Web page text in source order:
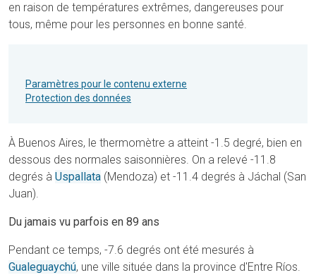
en raison de températures extrêmes, dangereuses pour
tous, même pour les personnes en bonne santé.
Paramètres pour le contenu externe
Protection des données
À Buenos Aires, le thermomètre a atteint -1.5 degré, bien en
dessous des normales saisonnières. On a relevé -11.8
degrés à Uspallata (Mendoza) et -11.4 degrés à Jáchal (San
Juan).
Du jamais vu parfois en 89 ans
Pendant ce temps, -7.6 degrés ont été mesurés à
Gualeguaychú, une ville située dans la province d'Entre Ríos.